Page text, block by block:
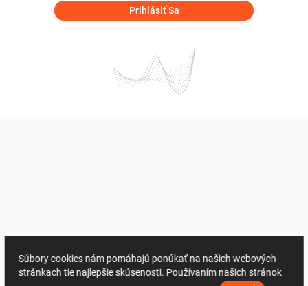
Prihlásiť Sa
Súbory cookies nám pomáhajú ponúkať na našich webových
stránkach tie najlepšie skúsenosti. Používaním našich stránok